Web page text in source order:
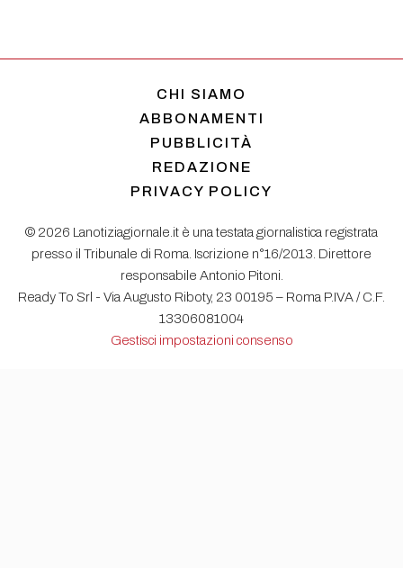
CHI SIAMO
ABBONAMENTI
PUBBLICITÀ
REDAZIONE
PRIVACY POLICY
© 2026 Lanotiziagiornale.it è una testata giornalistica registrata
presso il Tribunale di Roma. Iscrizione n°16/2013. Direttore
responsabile Antonio Pitoni.
Ready To Srl - Via Augusto Riboty, 23 00195 – Roma P.IVA / C.F.
13306081004
Gestisci impostazioni consenso